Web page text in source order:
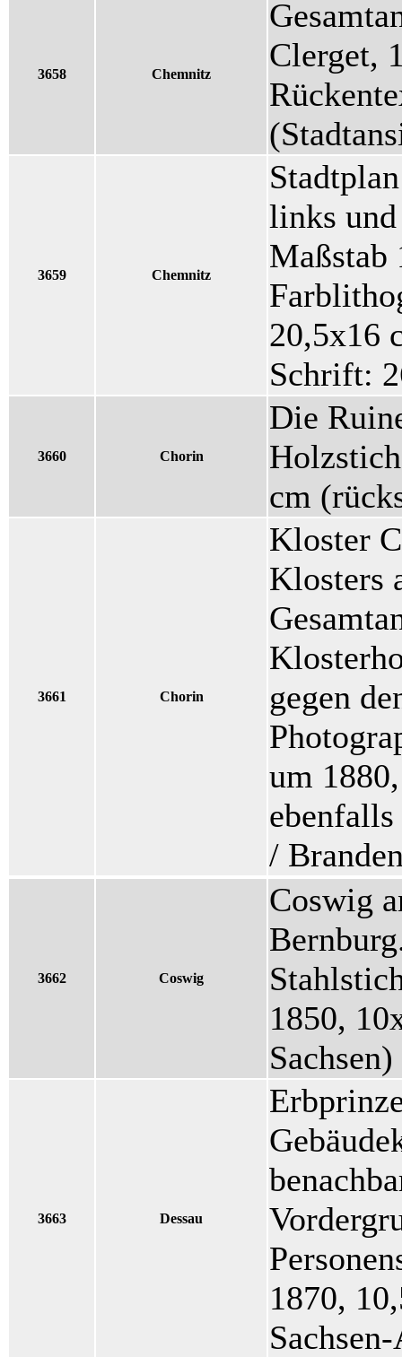
3658 Chemnitz
Clerget,
3659 Chemnitz
links
Maßstab
20,5x16
Schrift:
3660 Chorin
Die
cm
3661 Chorin
Kloster
Klosters
gegen
um
/
3662 Coswig
Coswig
1850,
Sachsen)
3663 Dessau
1870,